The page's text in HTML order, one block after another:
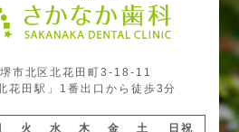
市北区北花田町3-18-11
花田駅」1番出口から徒歩3分
火 水 木 金 土 日祝